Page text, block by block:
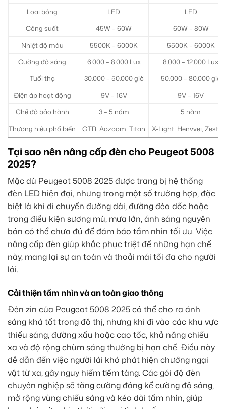
Loại bóng
LED
LED
Công suất
45W – 60W
60W – 80W
Nhiệt độ màu
5500K – 6000K
5500K – 6000K
Cường độ sáng
6.000 – 8.000 Lux
8.000 – 12.000 Lux
Tuổi thọ
30.000 – 50.000 giờ
50.000 – 80.000 giờ
Điện áp hoạt động
9V – 16V
9V – 16V
Chế độ bảo hành
3 – 5 năm
5 năm
Thương hiệu phổ biến
GTR, Aozoom, Titan X-Light, Henvvei,
Tại sao nên nâng cấp đèn cho Peugeot 5008
2025?
Mặc dù Peugeot 5008 2025 được trang bị hệ thống
đèn LED hiện đại, nhưng trong một số trường hợp, đặc
biệt là khi di chuyển đường dài, đường đèo dốc hoặc
trong điều kiện sương mù, mưa lớn, ánh sáng nguyên
bản có thể chưa đủ để đảm bảo tầm nhìn tối ưu. Việc
nâng cấp đèn giúp khắc phục triệt để những hạn chế
này, mang lại sự an toàn và thoải mái tối đa cho người
lái.
Cải thiện tầm nhìn và an toàn giao thông
Đèn zin của Peugeot 5008 2025 có thể cho ra ánh
sáng khá tốt trong đô thị, nhưng khi đi vào các khu vực
thiếu sáng, đường xấu hoặc cao tốc, khả năng chiếu
xa và độ rộng chùm sáng thường bị hạn chế. Điều này
dễ dẫn đến việc người lái khó phát hiện chướng ngại
vật từ xa, gây nguy hiểm tiềm tàng. Các gói độ đèn
chuyên nghiệp sẽ tăng cường đáng kể cường độ sáng,
mở rộng vùng chiếu sáng và kéo dài tầm nhìn, giúp